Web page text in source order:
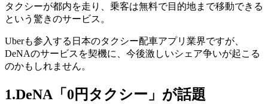
タクシーが都内を走り、乗客は無料で目的地まで移動できる
という驚きのサービス。
Uberも参入する日本のタクシー配車アプリ業界ですが、
DeNAのサービスを契機に、今後激しいシェア争いが起こる
のかもしれません。
1.DeNA「0円タクシー」が話題